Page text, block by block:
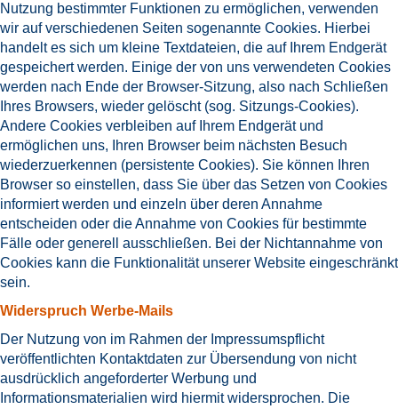
Nutzung bestimmter Funktionen zu ermöglichen, verwenden
wir auf verschiedenen Seiten sogenannte Cookies. Hierbei
handelt es sich um kleine Textdateien, die auf Ihrem Endgerät
gespeichert werden. Einige der von uns verwendeten Cookies
werden nach Ende der Browser-Sitzung, also nach Schließen
Ihres Browsers, wieder gelöscht (sog. Sitzungs-Cookies).
Andere Cookies verbleiben auf Ihrem Endgerät und
ermöglichen uns, Ihren Browser beim nächsten Besuch
wiederzuerkennen (persistente Cookies). Sie können Ihren
Browser so einstellen, dass Sie über das Setzen von Cookies
informiert werden und einzeln über deren Annahme
entscheiden oder die Annahme von Cookies für bestimmte
Fälle oder generell ausschließen. Bei der Nichtannahme von
Cookies kann die Funktionalität unserer Website eingeschränkt
sein.
Widerspruch Werbe-Mails
Der Nutzung von im Rahmen der Impressumspflicht
veröffentlichten Kontaktdaten zur Übersendung von nicht
ausdrücklich angeforderter Werbung und
Informationsmaterialien wird hiermit widersprochen. Die